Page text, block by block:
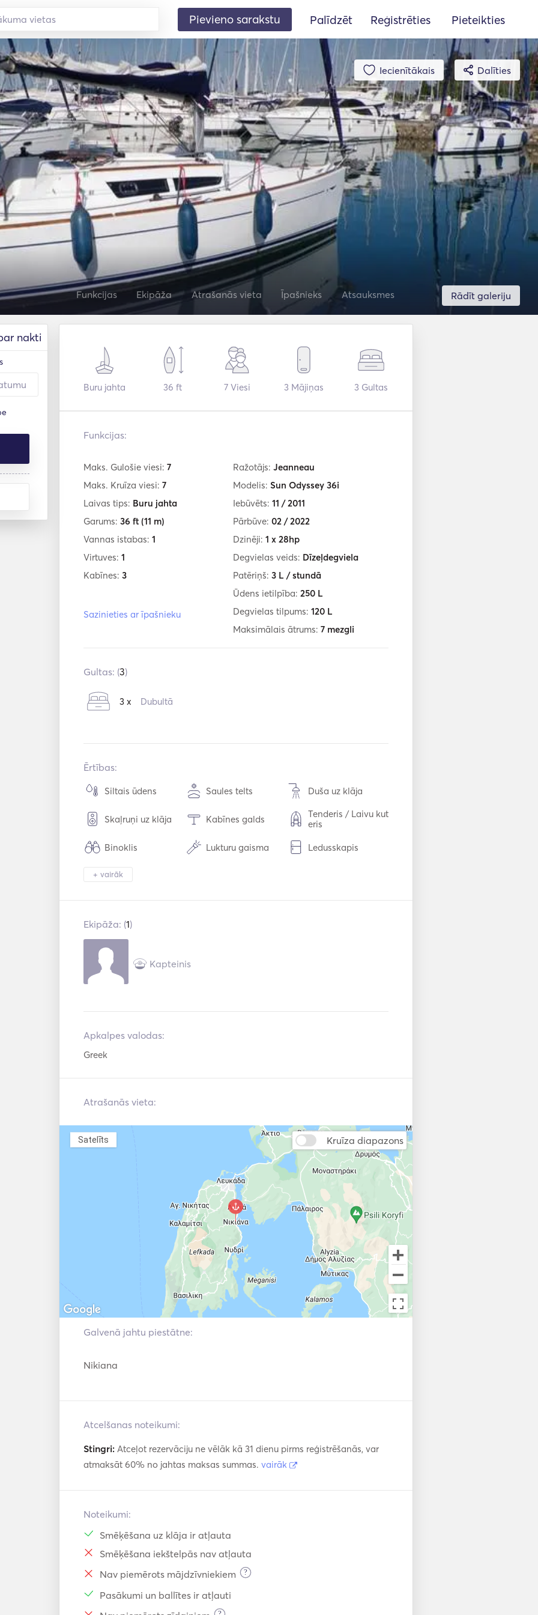
Pievieno sarakstu Palīdzēt Reģistrēties Pieteikties
Iecienītākais Dalīties
Rādīt galeriju
Funkcijas Ekipāža Atrašanās vieta Īpašnieks Atsauksmes
nakti
Buru jahta 36 ft 7Viesi 3 Mājiņas 3 Gultas
Funkcijas:
Maks. Gulošie viesi: 7
Maks. Kruīza viesi: 7
Laivas tips: Buru jahta
Garums: 36 ft (11 m)
Vannas istabas: 1
Virtuves: 1
Kabīnes: 3
Sazinieties ar īpašnieku
Ražotājs: Jeanneau
Modelis: Sun Odyssey 36i
Iebūvēts: 11 / 2011
Pārbūve: 02 / 2022
Dzinēji: 1 x 28hp
Degvielas veids: Dīzeļdegviela
Patēriņš: 3 L / stundā
Ūdens ietilpība: 250 L
Degvielas tilpums: 120 L
Maksimālais ātrums: 7 mezgli
Gultas: (3)
3 x Dubultā
Ērtības:
Siltais ūdens Saules telts Duša uz klāja
Skaļruņi uz klāja Kabīnes galds
Tenderis / Laivu kut
eris
Binoklis Lukturu gaisma Ledusskapis
Cepeškrāsns
Rokas ugunsdzēša
mie aparāti
+ vairāk
Ekipāža: (1)
Kapteinis
Apkalpes valodas:
Greek
Atrašanās vieta:
Kruīza diapazons
Satelīts
Galvenā jahtu piestātne:
Nikiana
Atcelšanas noteikumi:
Stingri: Atceļot rezervāciju ne vēlāk kā 31 dienu pirms reģistrēšanās, var
atmaksāt 60% no jahtas maksas summas. vairāk
Noteikumi:
Smēķēšana uz klāja ir atļauta
Smēķēšana iekštelpās nav atļauta
Nav piemērots mājdzīvniekiem
?
Pasākumi un ballītes ir atļauti